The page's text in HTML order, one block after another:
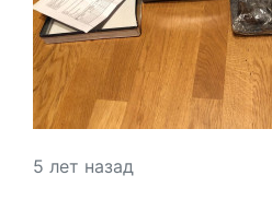
5 лет назад